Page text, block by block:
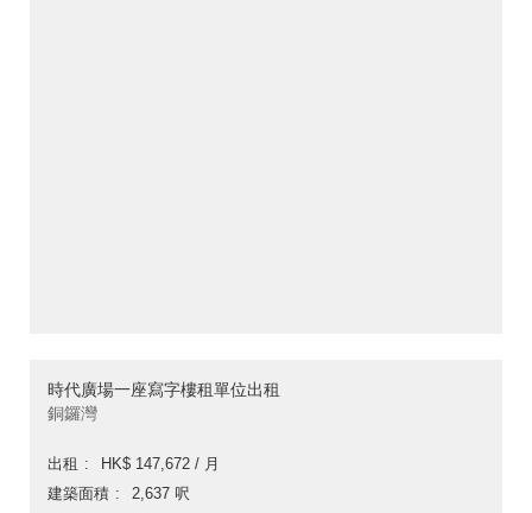
時代廣場一座寫字樓租單位出租
銅鑼灣
出租
HK$ 147,672 / 月
建築面積
2,637 呎